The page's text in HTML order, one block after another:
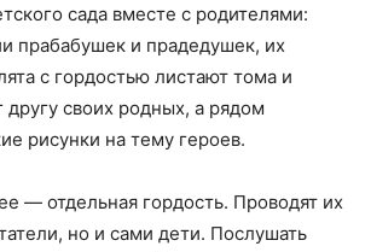
сада вместе с родителями:
прабабушек и прадедушек, их
с гордостью листают тома и
другу своих родных, а рядом
рисунки на тему героев.
— отдельная гордость. Проводят их
но и сами дети. Послушать